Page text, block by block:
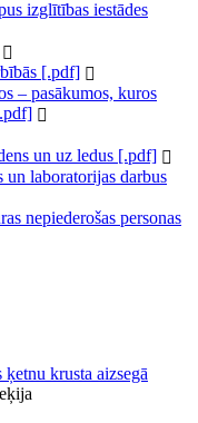
izglītības iestādes
[.pdf]
– pasākumos, kuros
un uz ledus [.pdf]
un laboratorijas darbus
nepiederošas personas